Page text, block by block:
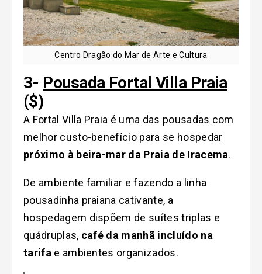
Centro Dragão do Mar de Arte e Cultura
3- Pousada Fortal Villa Praia
($)
A Fortal Villa Praia é uma das pousadas com
melhor custo-benefício para se hospedar
próximo à beira-mar da Praia de Iracema.
De ambiente familiar e fazendo a linha
pousadinha praiana cativante, a
hospedagem dispõem de suítes triplas e
quádruplas, café da manhã incluído na
tarifae ambientes organizados.